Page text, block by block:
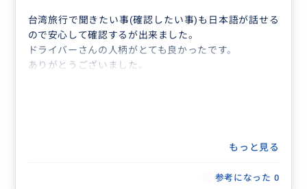
台湾旅行で聞きたい事(確認したい事)も日本語が話せる
ので安心して確認するが出来ました。
ドライバーさんの人柄がとても良かったです。
ありがとうございました。
もっと見る
参考になった 0